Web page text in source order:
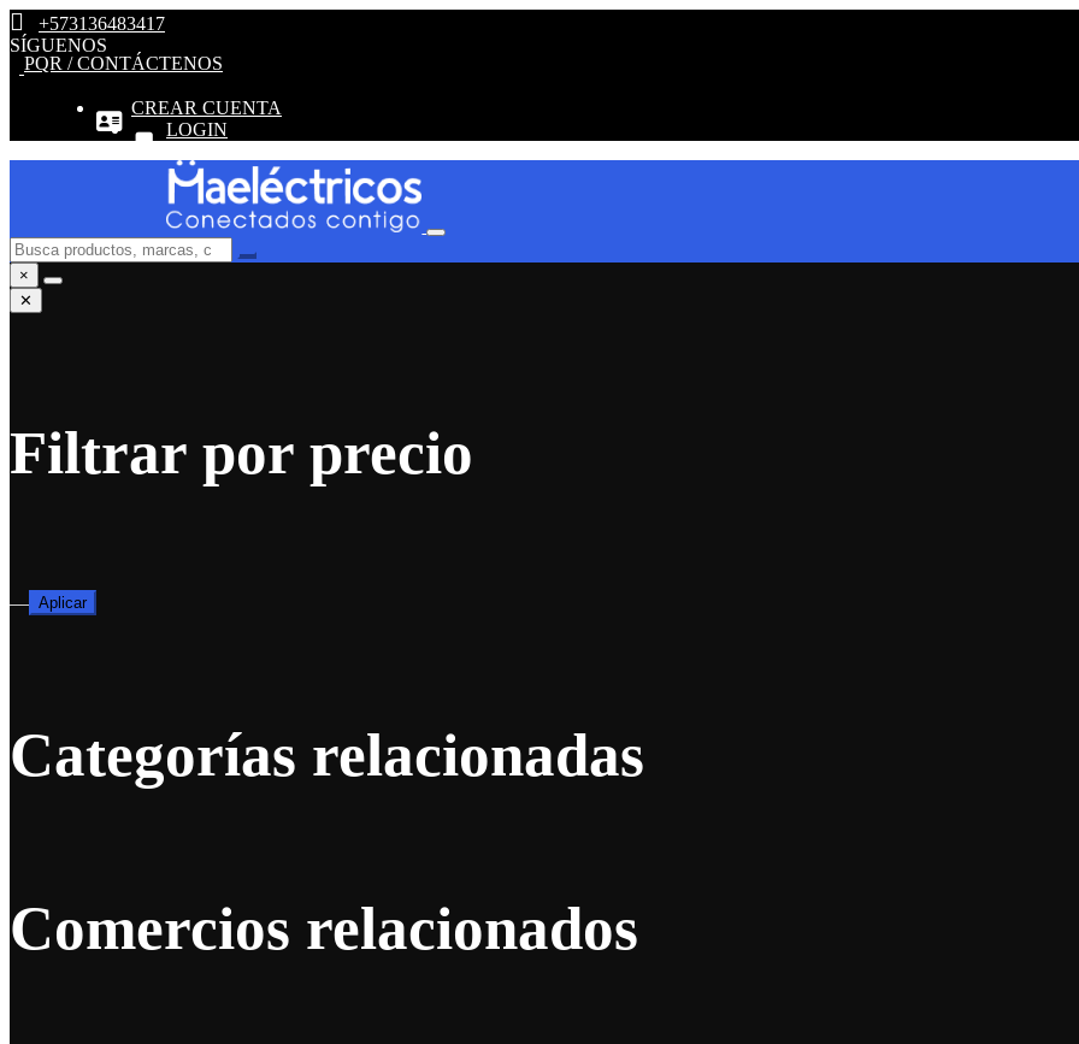
+573136483417
SÍGUENOS
PQR / CONTÁCTENOS
CREAR CUENTA
LOGIN
×
✕
Filtrar por precio
— Aplicar
Categorías relacionadas
Comercios relacionados